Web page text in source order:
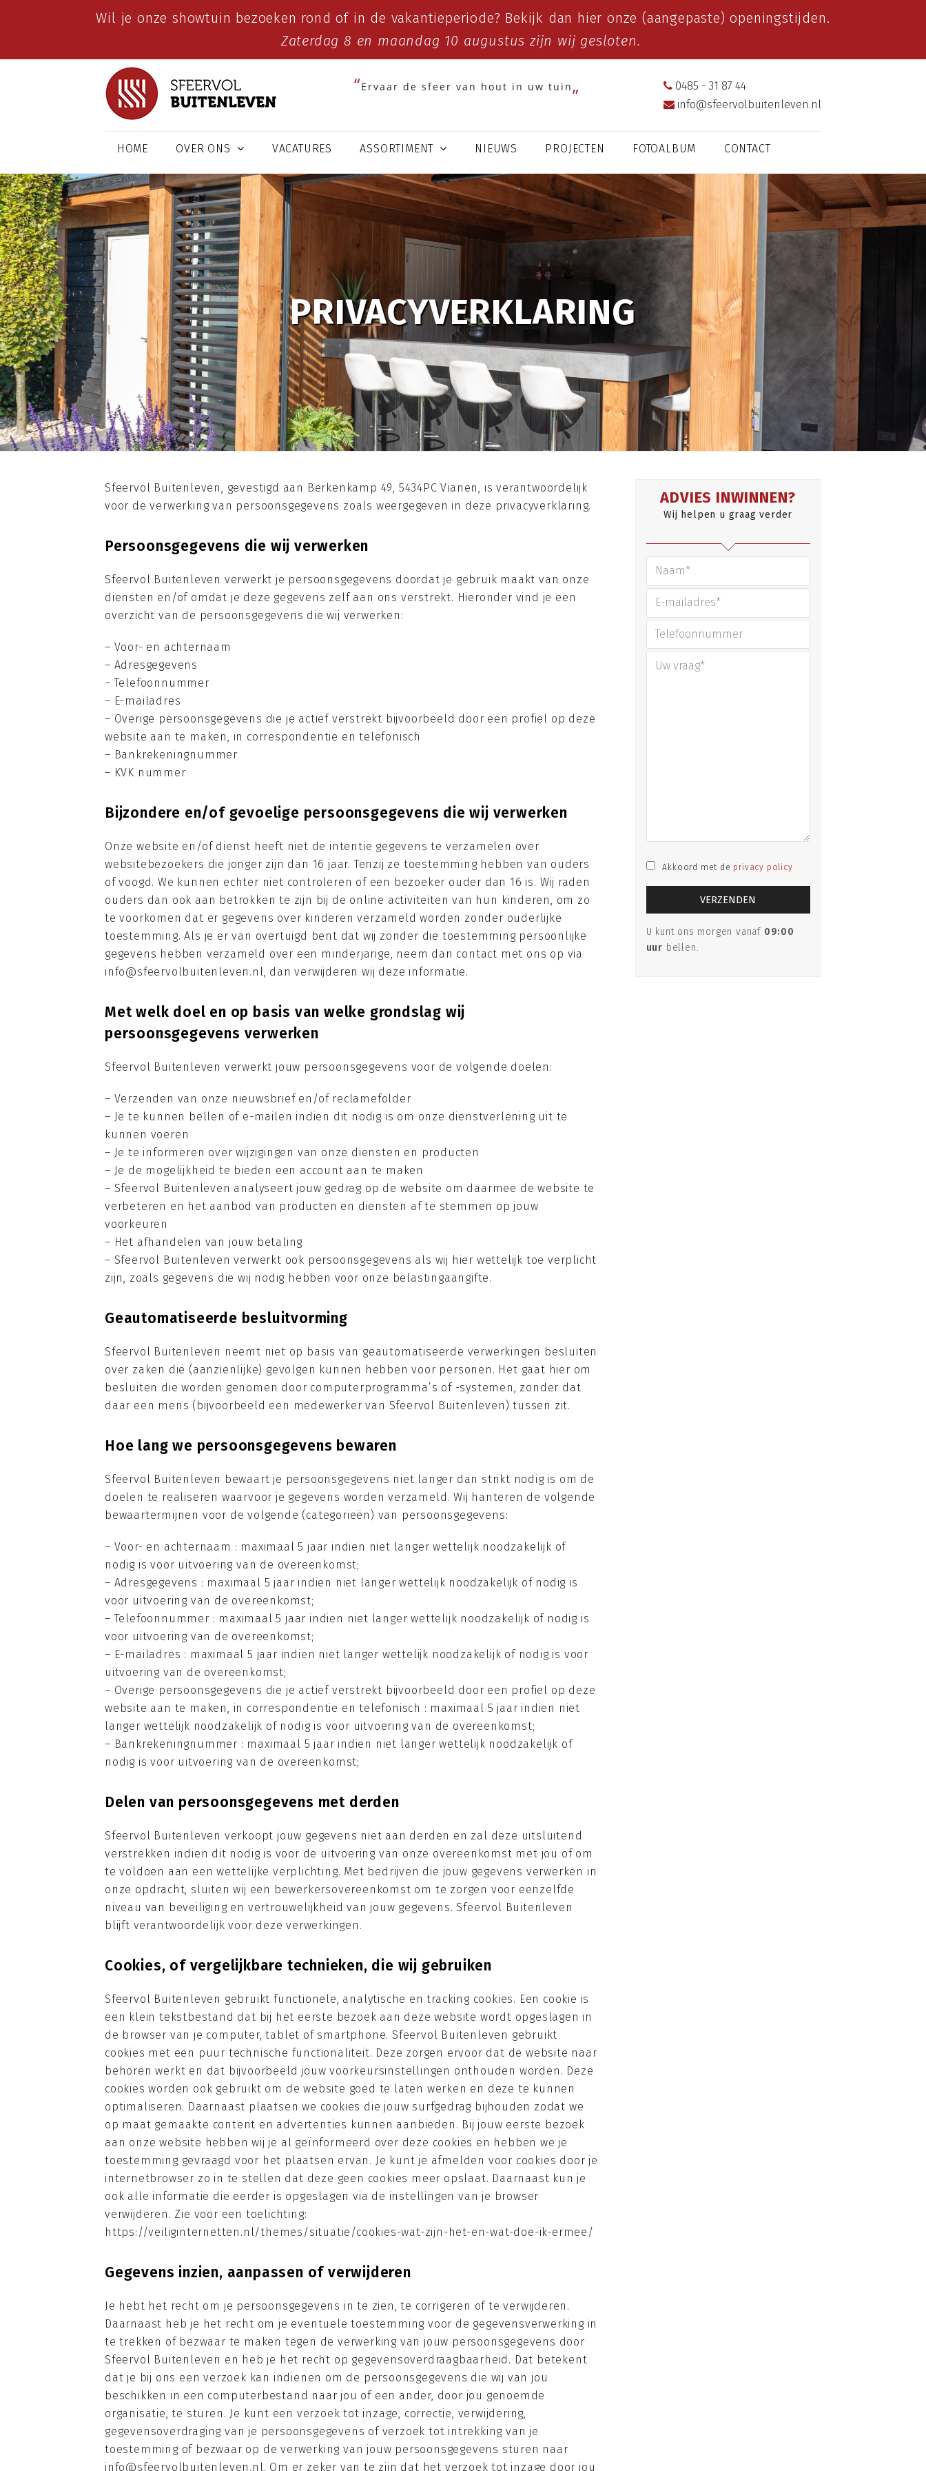
Wil je onze showtuin bezoeken rond of in de vakantieperiode? Bekijk dan hier onze (aangepaste) openingstijden.
Zaterdag 8 en maandag 10 augustus zijn wij gesloten.
Ervaar de sfeer van hout in uw tuin
0485 - 31 87 44
info@sfeervolbuitenleven.nl
HOME OVER ONS VACATURES ASSORTIMENT NIEUWS PROJECTEN FOTOALBUM CONTACT
PRIVACYVERKLARING
Sfeervol Buitenleven, gevestigd aan Berkenkamp 49, 5434PC Vianen, is verantwoordelijk
voor de verwerking van persoonsgegevens zoals weergegeven in deze privacyverklaring.
Persoonsgegevens die wij verwerken
Sfeervol Buitenleven verwerkt je persoonsgegevens doordat je gebruik maakt van onze
diensten en/of omdat je deze gegevens zelf aan ons verstrekt. Hieronder vind je een
overzicht van de persoonsgegevens die wij verwerken:
– Voor- en achternaam
– Adresgegevens
– Telefoonnummer
– E-mailadres
– Overige persoonsgegevens die je actief verstrekt bijvoorbeeld door een profiel op deze
website aan te maken, in correspondentie en telefonisch
– Bankrekeningnummer
– KVK nummer
Bijzondere en/of gevoelige persoonsgegevens die wij verwerken
Onze website en/of dienst heeft niet de intentie gegevens te verzamelen over
websitebezoekers die jonger zijn dan 16 jaar. Tenzij ze toestemming hebben van ouders
of voogd. We kunnen echter niet controleren of een bezoeker ouder dan 16 is. Wij raden
ouders dan ook aan betrokken te zijn bij de online activiteiten van hun kinderen, om zo
te voorkomen dat er gegevens over kinderen verzameld worden zonder ouderlijke
toestemming. Als je er van overtuigd bent dat wij zonder die toestemming persoonlijke
gegevens hebben verzameld over een minderjarige, neem dan contact met ons op via
info@sfeervolbuitenleven.nl, dan verwijderen wij deze informatie.
Met welk doel en op basis van welke grondslag wij
persoonsgegevens verwerken
Sfeervol Buitenleven verwerkt jouw persoonsgegevens voor de volgende doelen:
– Verzenden van onze nieuwsbrief en/of reclamefolder
– Je te kunnen bellen of e-mailen indien dit nodig is om onze dienstverlening uit te
kunnen voeren
– Je te informeren over wijzigingen van onze diensten en producten
– Je de mogelijkheid te bieden een account aan te maken
– Sfeervol Buitenleven analyseert jouw gedrag op de website om daarmee de website te
verbeteren en het aanbod van producten en diensten af te stemmen op jouw
voorkeuren
– Het afhandelen van jouw betaling
– Sfeervol Buitenleven verwerkt ook persoonsgegevens als wij hier wettelijk toe verplicht
zijn, zoals gegevens die wij nodig hebben voor onze belastingaangifte.
Geautomatiseerde besluitvorming
Sfeervol Buitenleven neemt niet op basis van geautomatiseerde verwerkingen besluiten
over zaken die (aanzienlijke) gevolgen kunnen hebben voor personen. Het gaat hier om
besluiten die worden genomen door computerprogramma’s of -systemen, zonder dat
daar een mens (bijvoorbeeld een medewerker van Sfeervol Buitenleven) tussen zit.
Hoe lang we persoonsgegevens bewaren
Sfeervol Buitenleven bewaart je persoonsgegevens niet langer dan strikt nodig is om de
doelen te realiseren waarvoor je gegevens worden verzameld. Wij hanteren de volgende
bewaartermijnen voor de volgende (categorieën) van persoonsgegevens:
– Voor- en achternaam : maximaal 5 jaar indien niet langer wettelijk noodzakelijk of
nodig is voor uitvoering van de overeenkomst;
– Adresgegevens : maximaal 5 jaar indien niet langer wettelijk noodzakelijk of nodig is
voor uitvoering van de overeenkomst;
– Telefoonnummer : maximaal 5 jaar indien niet langer wettelijk noodzakelijk of nodig is
voor uitvoering van de overeenkomst;
– E-mailadres : maximaal 5 jaar indien niet langer wettelijk noodzakelijk of nodig is voor
uitvoering van de overeenkomst;
– Overige persoonsgegevens die je actief verstrekt bijvoorbeeld door een profiel op deze
website aan te maken, in correspondentie en telefonisch : maximaal 5 jaar indien niet
langer wettelijk noodzakelijk of nodig is voor uitvoering van de overeenkomst;
– Bankrekeningnummer : maximaal 5 jaar indien niet langer wettelijk noodzakelijk of
nodig is voor uitvoering van de overeenkomst;
Delen van persoonsgegevens met derden
Sfeervol Buitenleven verkoopt jouw gegevens niet aan derden en zal deze uitsluitend
verstrekken indien dit nodig is voor de uitvoering van onze overeenkomst met jou of om
te voldoen aan een wettelijke verplichting. Met bedrijven die jouw gegevens verwerken in
onze opdracht, sluiten wij een bewerkersovereenkomst om te zorgen voor eenzelfde
niveau van beveiliging en vertrouwelijkheid van jouw gegevens. Sfeervol Buitenleven
blijft verantwoordelijk voor deze verwerkingen.
Cookies, of vergelijkbare technieken, die wij gebruiken
Sfeervol Buitenleven gebruikt functionele, analytische en tracking cookies. Een cookie is
een klein tekstbestand dat bij het eerste bezoek aan deze website wordt opgeslagen in
de browser van je computer, tablet of smartphone. Sfeervol Buitenleven gebruikt
cookies met een puur technische functionaliteit. Deze zorgen ervoor dat de website naar
behoren werkt en dat bijvoorbeeld jouw voorkeursinstellingen onthouden worden. Deze
cookies worden ook gebruikt om de website goed te laten werken en deze te kunnen
optimaliseren. Daarnaast plaatsen we cookies die jouw surfgedrag bijhouden zodat we
op maat gemaakte content en advertenties kunnen aanbieden. Bij jouw eerste bezoek
aan onze website hebben wij je al geïnformeerd over deze cookies en hebben we je
toestemming gevraagd voor het plaatsen ervan. Je kunt je afmelden voor cookies door je
internetbrowser zo in te stellen dat deze geen cookies meer opslaat. Daarnaast kun je
ook alle informatie die eerder is opgeslagen via de instellingen van je browser
verwijderen. Zie voor een toelichting:
https://veiliginternetten.nl/themes/situatie/cookies-wat-zijn-het-en-wat-doe-ik-ermee/
Gegevens inzien, aanpassen of verwijderen
Je hebt het recht om je persoonsgegevens in te zien, te corrigeren of te verwijderen.
Daarnaast heb je het recht om je eventuele toestemming voor de gegevensverwerking in
te trekken of bezwaar te maken tegen de verwerking van jouw persoonsgegevens door
Sfeervol Buitenleven en heb je het recht op gegevensoverdraagbaarheid. Dat betekent
dat je bij ons een verzoek kan indienen om de persoonsgegevens die wij van jou
beschikken in een computerbestand naar jou of een ander, door jou genoemde
organisatie, te sturen. Je kunt een verzoek tot inzage, correctie, verwijdering,
gegevensoverdraging van je persoonsgegevens of verzoek tot intrekking van je
toestemming of bezwaar op de verwerking van jouw persoonsgegevens sturen naar
info@sfeervolbuitenleven.nl. Om er zeker van te zijn dat het verzoek tot inzage door jou
ADVIES INWINNEN?
Wij helpen u graag verder
Akkoord met de privacy policy
U kunt ons morgen vanaf 09:00
uur bellen.